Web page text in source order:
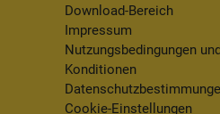
Download-Bereich
Impressum
Nutzungsbedingungen
Konditionen
Cookie-Einstellungen